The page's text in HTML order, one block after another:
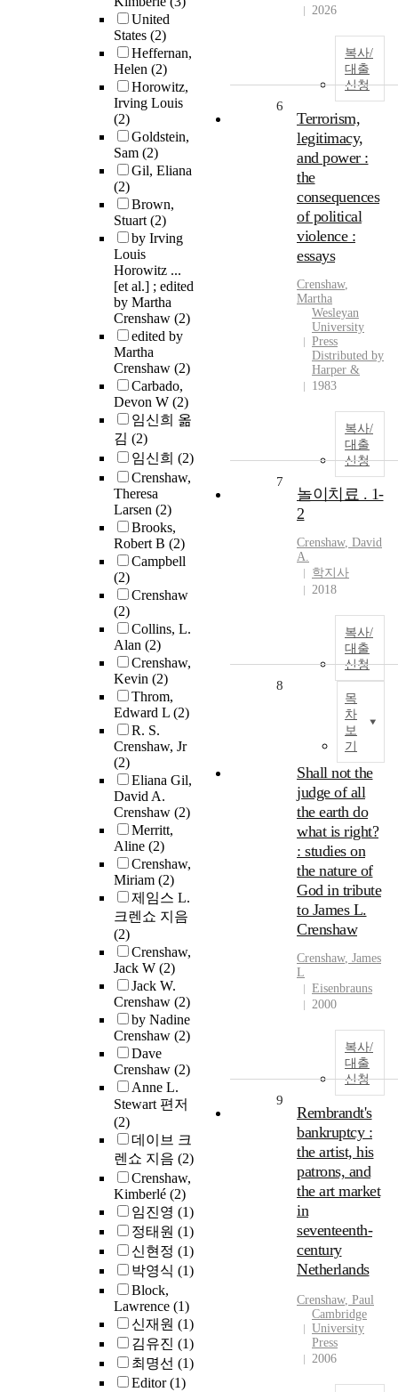
United
States (2)
Heffernan,
Helen (2)
Horowitz,
Irving Louis
(2)
Goldstein,
Sam (2)
Gil, Eliana
(2)
Brown,
Stuart(2)
by Irving
Louis
Horowitz ...
[et al.] ; edited
by Martha
Crenshaw (2)
edited by
Martha
Crenshaw (2)
Carbado,
Devon W (2)
임신희 옮
김 (2)
임신희 (2)
Crenshaw,
Theresa
Larsen (2)
Brooks,
Robert B (2)
Campbell
(2)
Crenshaw
(2)
Collins, L.
Alan (2)
Crenshaw,
Kevin (2)
Throm,
Edward L (2)
R. S.
Crenshaw, Jr
(2)
Eliana Gil,
David A.
Crenshaw (2)
Merritt,
Aline (2)
Crenshaw,
Miriam (2)
제임스 L.
크렌쇼 지음
(2)
Crenshaw,
Jack W (2)
Jack W.
Crenshaw (2)
by Nadine
Crenshaw (2)
Dave
Crenshaw (2)
Anne L.
Stewart 편저
(2)
데이브 크
렌쇼 지음 (2)
Crenshaw,
Kimberlé (2)
임진영 (1)
정태원 (1)
신현정 (1)
박영식 (1)
Block,
Lawrence (1)
신재원 (1)
김유진 (1)
최명선 (1)
Editor(1)
2026
복사/
대출
신청
6
Terrorism,
legitimacy,
and power :
the
consequences
of political
violence :
essays
Crenshaw,
Martha
Wesleyan
University
Press
Distributed by
Harper &
1983
복사/
대출
신청
7
놀이치료 . 1-
2
Crenshaw, David
A.
학지사
2018
복사/
대출
신청
목
차
보
기
8
Shall not the
judge of all
the earth do
what is right?
: studies on
the nature of
God in tribute
to James L.
Crenshaw
Crenshaw, James
L
Eisenbrauns
2000
복사/
대출
신청
9
Rembrandt's
bankruptcy :
the artist, his
patrons, and
the art market
in
seventeenth-
century
Netherlands
Crenshaw, Paul
Cambridge
University
Press
2006